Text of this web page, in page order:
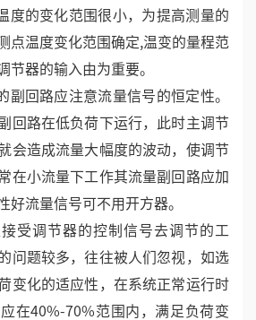
的变化范围很小，为提高测量的
点温度变化范围确定,温变的量程范
节器的输入由为重要。
回路应注意流量信号的恒定性。
回路在低负荷下运行，此时主调节
会造成流量大幅度的波动，使调节
在小流量下工作其流量副回路应加
好流量信号可不用开方器。
受调节器的控制信号去调节的工
问题较多，往往被人们忽视，如选
变化的适应性，在系统正常运行时
在40%-70%范围内，满足负荷变